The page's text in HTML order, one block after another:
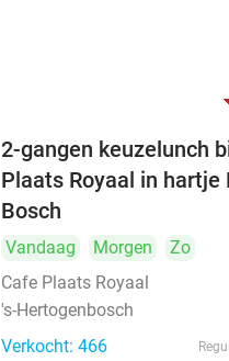
2-gangen keuzelunch
Plaats Royaal in hartje
Bosch
Vandaag Morgen
Zo
Cafe Plaats Royaal
's-Hertogenbosch
Verkocht: 466